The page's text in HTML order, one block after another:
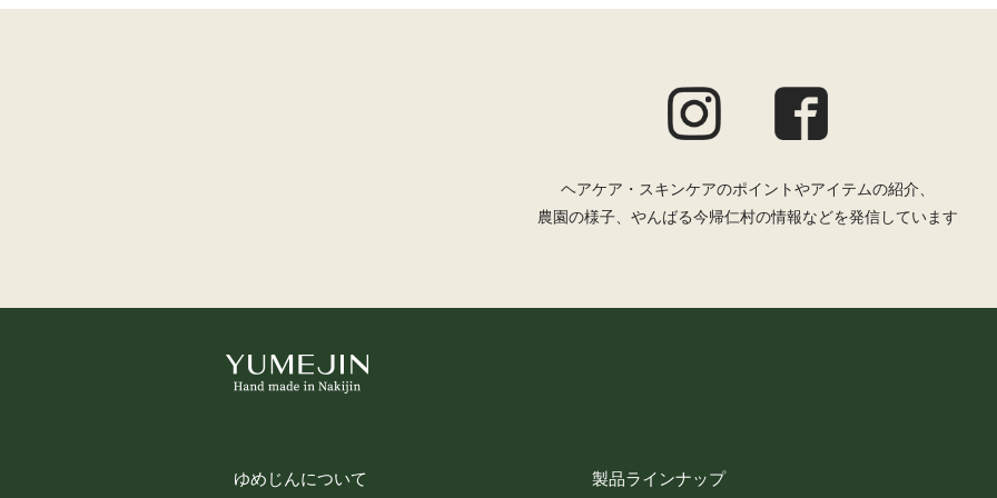
確実に管理するものとし、法令などにより開示が求められる場合を除き、開示しないものとします。
※チャートなど一個人が特定できない範囲で集計する場合があります。
会員登録の申し込みを当社が受けた際、架空の人物を登録した場合や、本人以外の第三者の会員登録をした場合、過
など、当社が不適当と判断した時は、その会員登録を承認しない場合があります。
また一度承認した会員であっても前述のいずれかであることが判明した場合は、ただちに承認を取り消させていただき
当サイトを利用する会員は当サイトに掲載されているいかなる情報もコピー、又は他へ転用することを禁止いたしま
掲載内容について
当社が提供する当サイトの掲載内容、営業内容は会員への通知をすることなく、変更や中止することがあります。ま
サービスを一時的に中断することがあります
ヘアケア・スキンケアのポイントやアイテムの紹介、
農園の様子、やんばる今帰仁村の情報などを発信しています
ゆめじんについて 製品ラインナップ